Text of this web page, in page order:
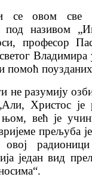
се овом све
под називом
професор
помоћ поузданих
не разумију
Христос је
већ је
прељуба
један вид